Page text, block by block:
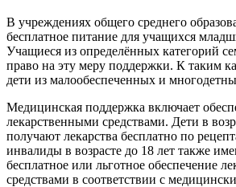
В учреждениях общего среднего
бесплатное питание для учащихся
Учащиеся из определённых категорий
право на эту меру поддержки. К таким
дети из малообеспеченных и
Медицинская поддержка включает
лекарственными средствами. Дети в
получают лекарства бесплатно по
инвалиды в возрасте до 18 лет также
бесплатное или льготное обеспечение
средствами в соответствии с